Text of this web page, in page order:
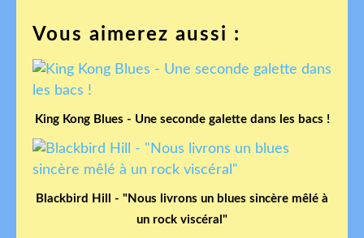
Vous aimerez aussi :
King Kong Blues - Une seconde galette dans les bacs !
Blackbird Hill - "Nous livrons un blues sincère mêlé à
un rock viscéral"